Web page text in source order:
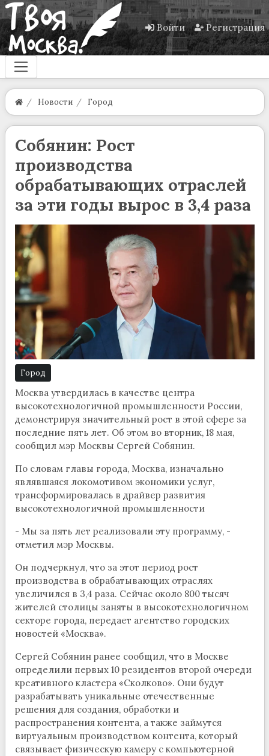
Войти Регистрация
Новости Город
Собянин: Рост
производства
обрабатывающих отраслей
за эти годы вырос в 3,4 раза
Город
Москва утвердилась в качестве центра
высокотехнологичной промышленности России,
демонстрируя значительный рост в этой сфере за
последние пять лет. Об этом во вторник, 18 мая,
сообщил мэр Москвы Сергей Собянин.
По словам главы города, Москва, изначально
являвшаяся локомотивом экономики услуг,
трансформировалась в драйвер развития
высокотехнологичной промышленности
- Мы за пять лет реализовали эту программу, -
отметил мэр Москвы.
Он подчеркнул, что за этот период рост
производства в обрабатывающих отраслях
увеличился в 3,4 раза. Сейчас около 800 тысяч
жителей столицы заняты в высокотехнологичном
секторе города, передает агентство городских
новостей «Москва».
Сергей Собянин ранее сообщил, что в Москве
определили первых 10 резидентов второй очереди
креативного кластера «Сколково». Они будут
разрабатывать уникальные отечественные
решения для создания, обработки и
распространения контента, а также займутся
виртуальным производством контента, который
связывает физическую камеру с компьютерной